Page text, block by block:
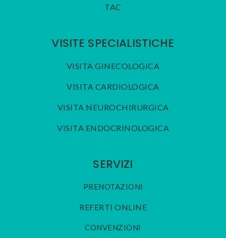
TAC
VISITE SPECIALISTICHE
VISITA GINECOLOGICA
VISITA CARDIOLOGICA
VISITA NEUROCHIRURGICA
VISITA ENDOCRINOLOGICA
SERVIZI
PRENOTAZIONI
REFERTI ONLINE
CONVENZIONI